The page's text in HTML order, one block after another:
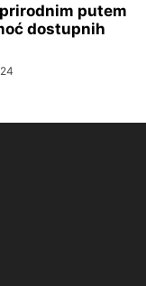
putem
dostupnih